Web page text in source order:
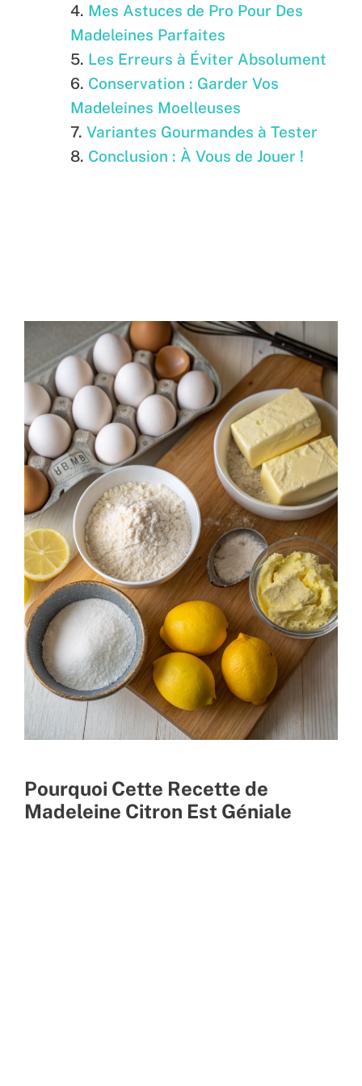
Mes Astuces de Pro Pour Des
Madeleines Parfaites
Les Erreurs à Éviter Absolument
Conservation : Garder Vos
Madeleines Moelleuses
Variantes Gourmandes à Tester
Conclusion : À Vous de Jouer !
Pourquoi Cette Recette de
Madeleine Citron Est Géniale